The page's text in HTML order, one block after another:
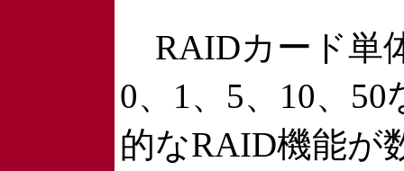
RAIDカード単
0、1、5、10、50
的なRAID機能が